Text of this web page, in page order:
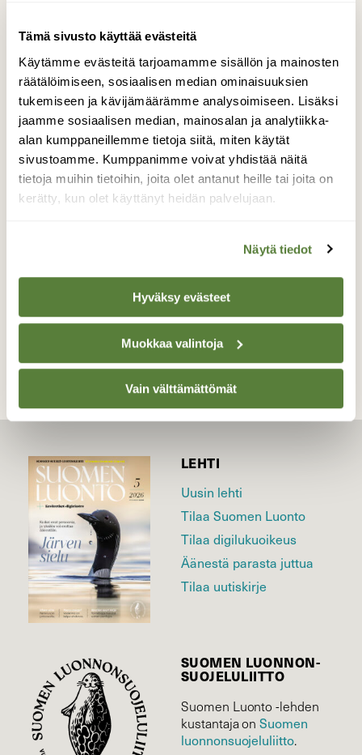
Tämä sivusto käyttää evästeitä
Käytämme evästeitä tarjoamamme sisällön ja mainosten
räätälöimiseen, sosiaalisen median ominaisuuksien
tukemiseen ja kävijämäärämme analysoimiseen. Lisäksi
jaamme sosiaalisen median, mainosalan ja analytiikka-
alan kumppaneillemme tietoja siitä, miten käytät
sivustoamme. Kumppanimme voivat yhdistää näitä
tietoja muihin tietoihin, joita olet antanut heille tai joita on
kerätty, kun olet käyttänyt heidän palvelujaan.
Näytä tiedot
Hyväksy evästeet
Muokkaa valintoja
Vain välttämättömät
Amiraali
Amiraaliperhonen on vaeltaja. Se saapuu
joukoittain Suomeen kesällä ja jälkeläiset
palaavat etelään syksyllä. Amiraalin siipien
kärkiväli on noin 5–6 cm. Kesän ensimmäinen
näkemän Amiraali
Valokuvaaja: Kaarlo Asikainen, Iisalmi 22.8.2021
LEHTI
Uusin lehti
Tilaa Suomen Luonto
Tilaa digilukuoikeus
Äänestä parasta juttua
Tilaa uutiskirje
SUOMEN LUONNON­
SUOJELU­LIITTO
Suomen Luonto -lehden
kustantaja onSuomen
luonnonsuojelu­liitto.